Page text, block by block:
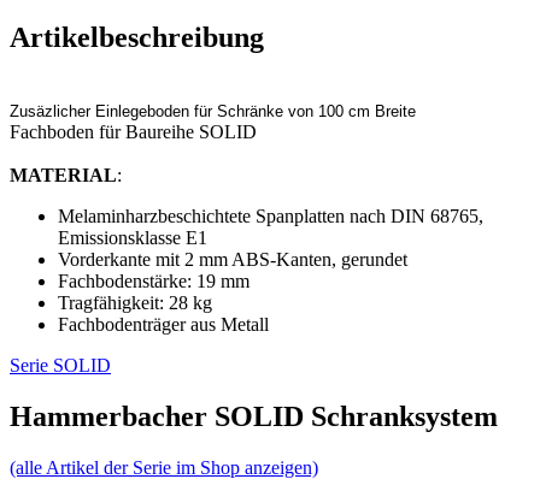
Artikelbeschreibung
Zusäzlicher Einlegeboden für Schränke von 100 cm Breite
Fachboden für Baureihe SOLID
MATERIAL:
Melaminharzbeschichtete Spanplatten nach DIN 68765,
Emissionsklasse E1
Vorderkante mit 2 mm ABS-Kanten, gerundet
Fachbodenstärke: 19 mm
Tragfähigkeit: 28 kg
Fachbodenträger aus Metall
Serie SOLID
Hammerbacher SOLID Schranksystem
(alle Artikel der Serie im Shop anzeigen)